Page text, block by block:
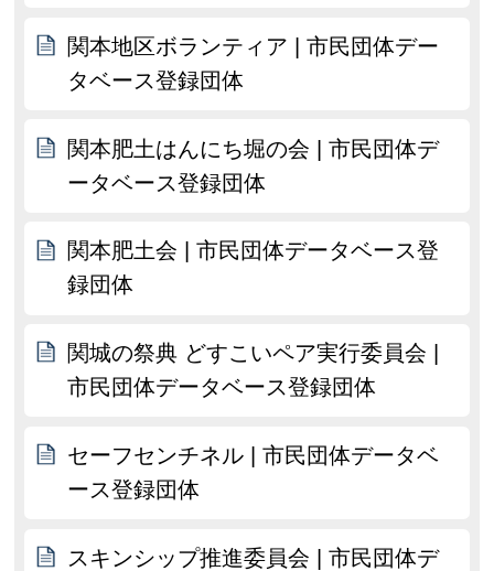
関本地区ボランティア | 市民団体デー
タベース登録団体
関本肥土はんにち堀の会 | 市民団体デ
ータベース登録団体
関本肥土会 | 市民団体データベース登
録団体
関城の祭典 どすこいペア実行委員会 |
市民団体データベース登録団体
セーフセンチネル | 市民団体データベ
ース登録団体
スキンシップ推進委員会 | 市民団体デ